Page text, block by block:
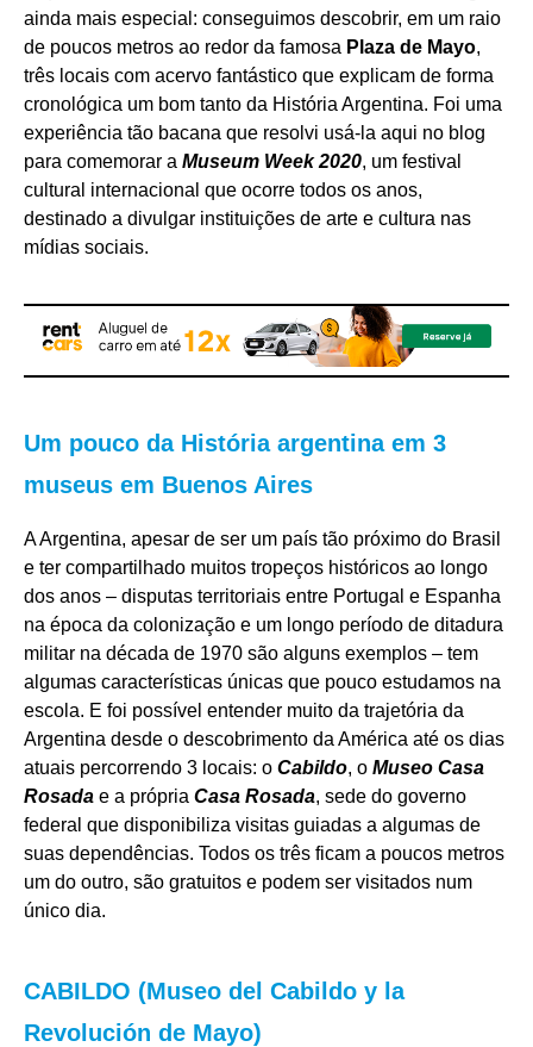
ainda mais especial: conseguimos descobrir, em um raio
de poucos metros ao redor da famosa Plaza de Mayo,
três locais com acervo fantástico que explicam de forma
cronológica um bom tanto da História Argentina. Foi uma
experiência tão bacana que resolvi usá-la aqui no blog
para comemorar a Museum Week 2020, um festival
cultural internacional que ocorre todos os anos,
destinado a divulgar instituições de arte e cultura nas
mídias sociais.
Um pouco da História argentina em 3
museus em Buenos Aires
A Argentina, apesar de ser um país tão próximo do Brasil
e ter compartilhado muitos tropeços históricos ao longo
dos anos – disputas territoriais entre Portugal e Espanha
na época da colonização e um longo período de ditadura
militar na década de 1970 são alguns exemplos – tem
algumas características únicas que pouco estudamos na
escola. E foi possível entender muito da trajetória da
Argentina desde o descobrimento da América até os dias
atuais percorrendo 3 locais: o Cabildo, o Museo Casa
Rosada e a própria Casa Rosada, sede do governo
federal que disponibiliza visitas guiadas a algumas de
suas dependências. Todos os três ficam a poucos metros
um do outro, são gratuitos e podem ser visitados num
único dia.
CABILDO (Museo del Cabildo y la
Revolución de Mayo)